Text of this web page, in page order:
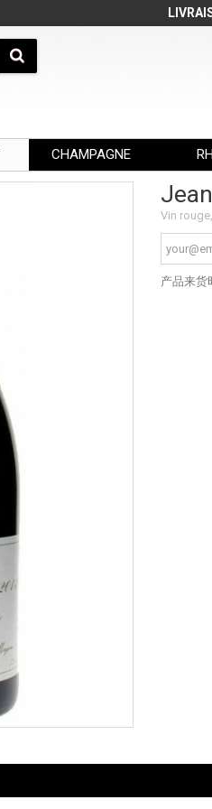
CHAMPAGNE
Vin
产品来货